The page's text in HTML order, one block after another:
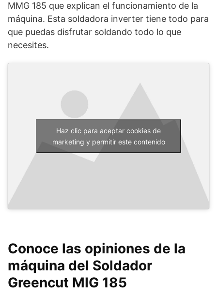
MMG 185 que explican el funcionamiento de la
máquina. Esta soldadora inverter tiene todo para
que puedas disfrutar soldando todo lo que
necesites.
Haz clic para aceptar cookies de
marketing y permitir este contenido
Conoce las opiniones de la
máquina del Soldador
Greencut MIG 185